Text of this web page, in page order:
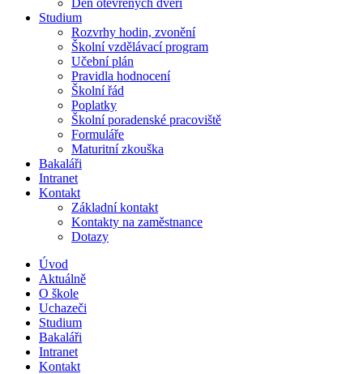
Den otevřených dveří
Studium
Rozvrhy hodin, zvonění
Školní vzdělávací program
Učební plán
Pravidla hodnocení
Školní řád
Poplatky
Školní poradenské pracoviště
Formuláře
Maturitní zkouška
Bakaláři
Intranet
Kontakt
Základní kontakt
Kontakty na zaměstnance
Dotazy
Úvod
Aktuálně
O škole
Uchazeči
Studium
Bakaláři
Intranet
Kontakt